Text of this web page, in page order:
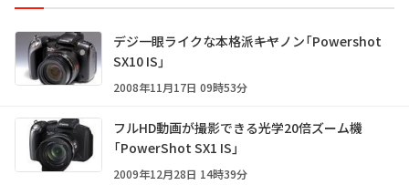
デジ一眼ライクな本格派――キヤノン「Powershot
SX10 IS」
2008年11月17日 09時53分
フルHD動画が撮影できる光学20倍ズーム機
「PowerShot SX1 IS」
2009年12月28日 14時39分